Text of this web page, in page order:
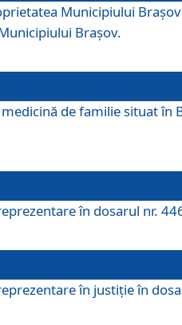
Municipiului
Brașov.
de familie situat în
în dosarul nr.
în justiţie în